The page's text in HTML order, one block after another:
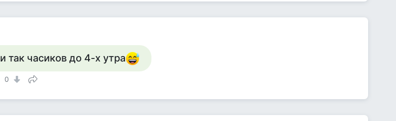
и так часиков до 4-х утра
0